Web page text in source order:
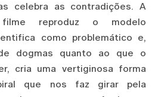
celebra as contradições. A
reproduz o modelo
como problemático e,
dogmas quanto ao que o
cria uma vertiginosa forma
que nos faz girar pela